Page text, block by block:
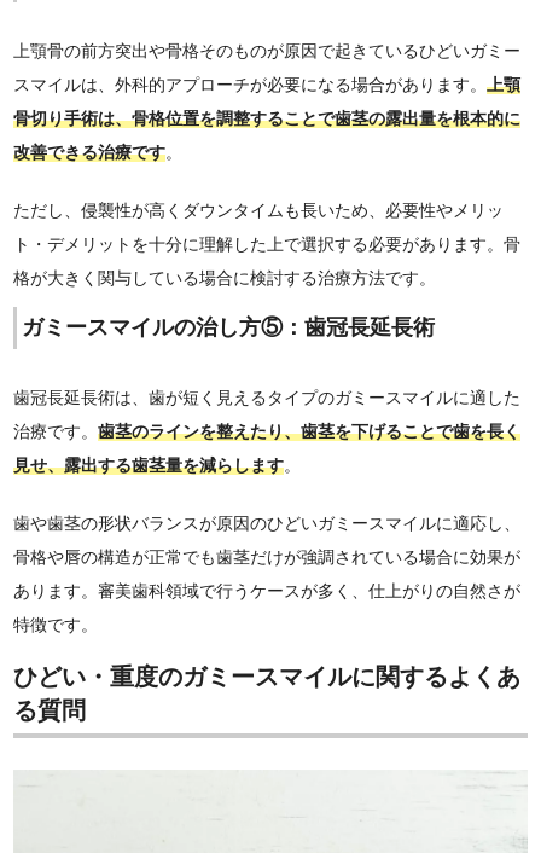
上顎骨の前方突出や骨格そのものが原因で起きているひどいガミー
スマイルは、外科的アプローチが必要になる場合があります。上顎
骨切り手術は、骨格位置を調整することで歯茎の露出量を根本的に
改善できる治療です。
ただし、侵襲性が高くダウンタイムも長いため、必要性やメリッ
ト・デメリットを十分に理解した上で選択する必要があります。骨
格が大きく関与している場合に検討する治療方法です。
ガミースマイルの治し方⑤：歯冠長延長術
歯冠長延長術は、歯が短く見えるタイプのガミースマイルに適した
治療です。歯茎のラインを整えたり、歯茎を下げることで歯を長く
見せ、露出する歯茎量を減らします。
歯や歯茎の形状バランスが原因のひどいガミースマイルに適応し、
骨格や唇の構造が正常でも歯茎だけが強調されている場合に効果が
あります。審美歯科領域で行うケースが多く、仕上がりの自然さが
特徴です。
ひどい・重度のガミースマイルに関するよくあ
る質問